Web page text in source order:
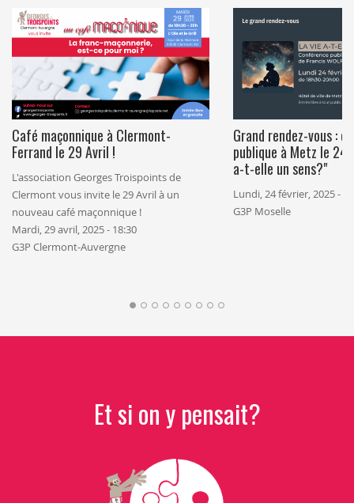
Café maçonnique à Clermont-
Ferrand le 29 Avril !
L'association Georges Troispoints de
Clermont vous invite le 29 Avril à un
nouveau café maçonnique !
Mardi, 29 avril, 2025 - 18:30
G3P Clermont-Auvergne
Grand rendez-vous :
publique à Metz le 24
a-t-elle un sens?"
Lundi, 24 février, 2025 -
G3P Moselle
Et si on y pensait?